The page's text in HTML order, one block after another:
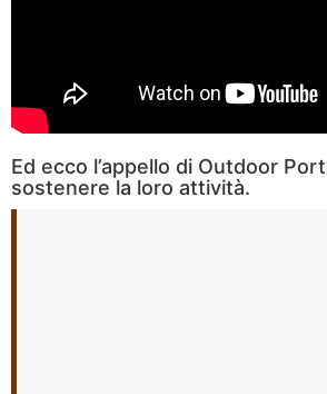
Ed ecco l’appello di Outdoor
sostenere la loro attività.